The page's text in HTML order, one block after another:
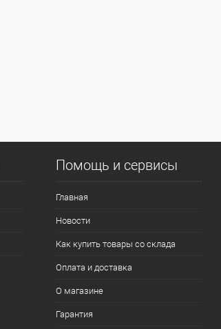
Помощь и сервисы
Главная
Новости
Как купить товары со склада
Оплата и доставка
О магазине
Гарантия